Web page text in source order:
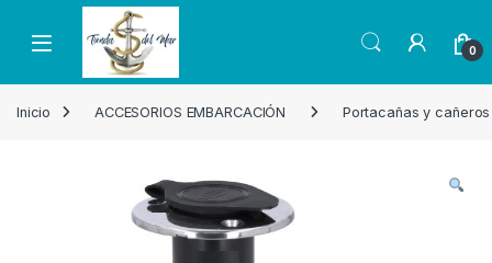
Skip to navigation
Skip to content
Open 0
Inicio ACCESORIOS EMBARCACIÓN Portacañas y cañeros